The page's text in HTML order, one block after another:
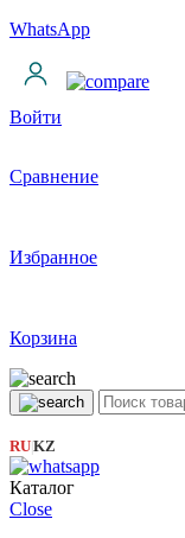
WhatsApp
Войти
Сравнение
Избранное
Корзина
RU|KZ
Каталог
Close